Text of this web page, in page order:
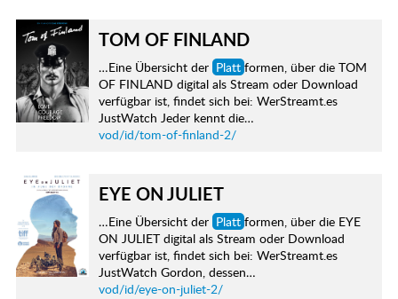
TOM OF FINLAND
…Eine Übersicht der Platt formen, über die TOM
OF FINLAND digital als Stream oder Download
verfügbar ist, findet sich bei: WerStreamt.es
JustWatch Jeder kennt die…
vod/id/tom-of-finland-2/
EYE ON JULIET
…Eine Übersicht der Platt formen, über die EYE
ON JULIET digital als Stream oder Download
verfügbar ist, findet sich bei: WerStreamt.es
JustWatch Gordon, dessen…
vod/id/eye-on-juliet-2/